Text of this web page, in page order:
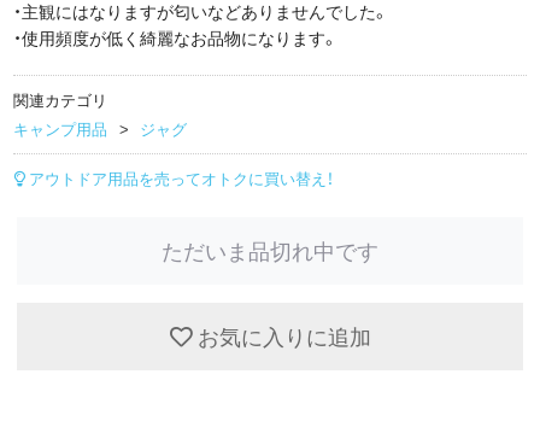
・主観にはなりますが匂いなどありませんでした。
・使用頻度が低く綺麗なお品物になります。
関連カテゴリ
キャンプ用品
ジャグ
アウトドア用品を売ってオトクに買い替え！
ただいま品切れ中です
お気に入りに追加